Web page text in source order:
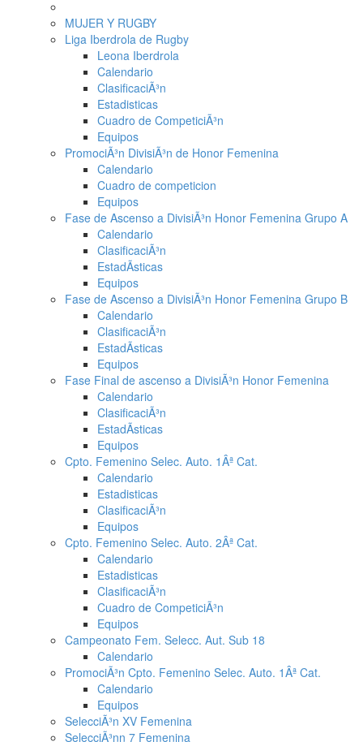
MUJER Y RUGBY
Liga Iberdrola de Rugby
Leona Iberdrola
Calendario
ClasificaciÃ³n
Estadisticas
Cuadro de CompeticiÃ³n
Equipos
PromociÃ³n DivisiÃ³n de Honor Femenina
Calendario
Cuadro de competicion
Equipos
Fase de Ascenso a DivisiÃ³n Honor Femenina Grupo A
Calendario
ClasificaciÃ³n
EstadÃ­sticas
Equipos
Fase de Ascenso a DivisiÃ³n Honor Femenina Grupo B
Calendario
ClasificaciÃ³n
EstadÃ­sticas
Equipos
Fase Final de ascenso a DivisiÃ³n Honor Femenina
Calendario
ClasificaciÃ³n
EstadÃ­sticas
Equipos
Cpto. Femenino Selec. Auto. 1Âª Cat.
Calendario
Estadisticas
ClasificaciÃ³n
Equipos
Cpto. Femenino Selec. Auto. 2Âª Cat.
Calendario
Estadisticas
ClasificaciÃ³n
Cuadro de CompeticiÃ³n
Equipos
Campeonato Fem. Selecc. Aut. Sub 18
Calendario
PromociÃ³n Cpto. Femenino Selec. Auto. 1Âª Cat.
Calendario
Equipos
SelecciÃ³n XV Femenina
SelecciÃ³nn 7 Femenina